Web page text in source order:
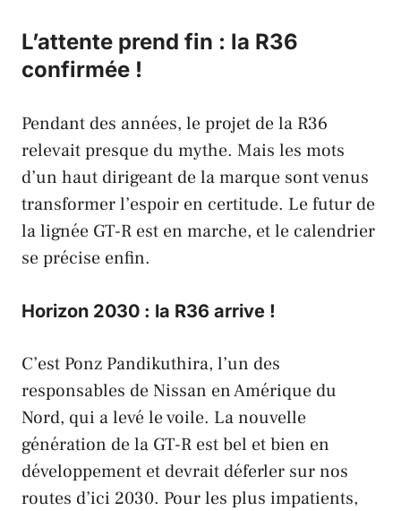
L’attente prend fin : la R36
confirmée !
Pendant des années, le projet de la R36
relevait presque du mythe. Mais les mots
d’un haut dirigeant de lamarque sont venus
transformer l’espoir en certitude. Lefutur de
la lignée GT-R est en marche, et le calendrier
se précise enfin.
Horizon 2030 : la R36 arrive !
C’est Ponz Pandikuthira, l’un des
responsables deNissan en Amérique du
Nord, qui a levé le voile. Lanouvelle
génération de la GT-R est bel et bien en
développement et devrait déferler sur nos
routes d’ici 2030. Pour les plus impatients,